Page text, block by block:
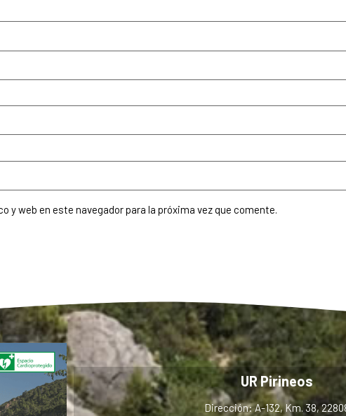
y web en este navegador para la próxima vez que comente.
UR Pirineos
Dirección: A-132, Km. 38,